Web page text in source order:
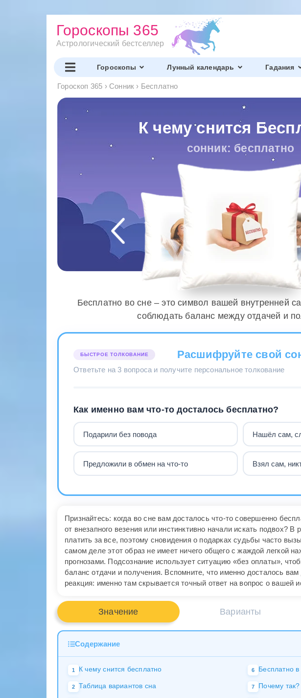
Гороскопы 365
Астрологический бестселлер
Гороскопы Лунный календарь Гадания
Гороскоп 365 › Сонник › Бесплатно
К чему снится
сонник: бесплатно
Бесплатно во сне – это символ вашей внутренней
соблюдать баланс между отдачей и
БЫСТРОЕ ТОЛКОВАНИЕ Расшифруйте свой
Ответьте на 3 вопроса и получите персональное толкование
Как именно вам что-то досталось бесплатно?
Подарили без повода Нашёл сам,
Предложили в обмен на что-то Взял сам,
Признайтесь: когда во сне вам досталось что-то совершенно
от внезапного везения или инстинктивно начали искать подвох?
платить за все, поэтому сновидения о подарках судьбы часто
самом деле этот образ не имеет ничего общего с жаждой легкой
прогнозами. Подсознание использует ситуацию «без оплаты»,
баланс отдачи и получения. Вспомните, что именно досталось
реакция: именно там скрывается точный ответ на вопрос о вашей
Значение Варианты
Содержание
1 К чему снится бесплатно
2 Таблица вариантов сна
6 Бесплатно
7 Почему